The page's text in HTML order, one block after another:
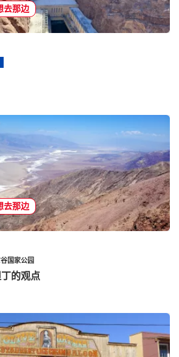
去那边
去那边
国家公园
的观点